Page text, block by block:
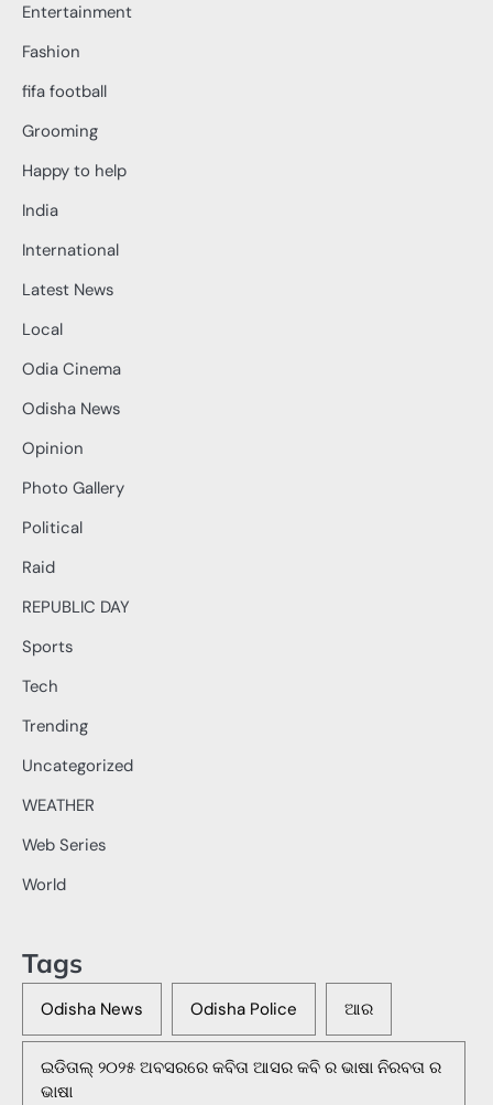
Entertainment
Fashion
fifa football
Grooming
Happy to help
India
International
Latest News
Local
Odia Cinema
Odisha News
Opinion
Photo Gallery
Political
Raid
REPUBLIC DAY
Sports
Tech
Trending
Uncategorized
WEATHER
Web Series
World
Tags
Odisha News Odisha Police ଆର
ଇଡିତାଲ୍ ୨୦୨୫ ଅବସରରେ କବିତା ଆସର କବି ର ଭାଷା ନିରବତା ର
ଭାଷା